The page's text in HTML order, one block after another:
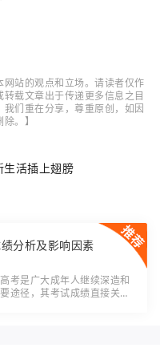
网站的观点和立场。请读者仅作
载文章出于传递更多信息之目
们重在分享，尊重原创，如因
。】
活插上翅膀
分析及影响因素
考是广大成年人继续深造和
途径，其考试成绩直接关系